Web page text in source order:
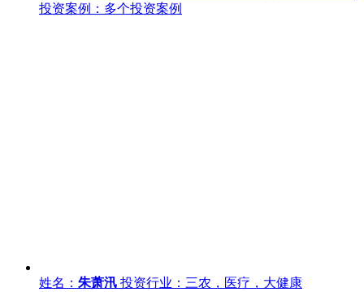
投资案例：多个投资案例
姓名： 朱萧汛 投资行业：三农，医疗，大健康